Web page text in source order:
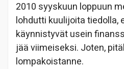
2010 syyskuun loppuun
lohdutti kuulijoita tiedolla,
käynnistyvät usein
jää viimeiseksi. Joten,
lompakoistanne.